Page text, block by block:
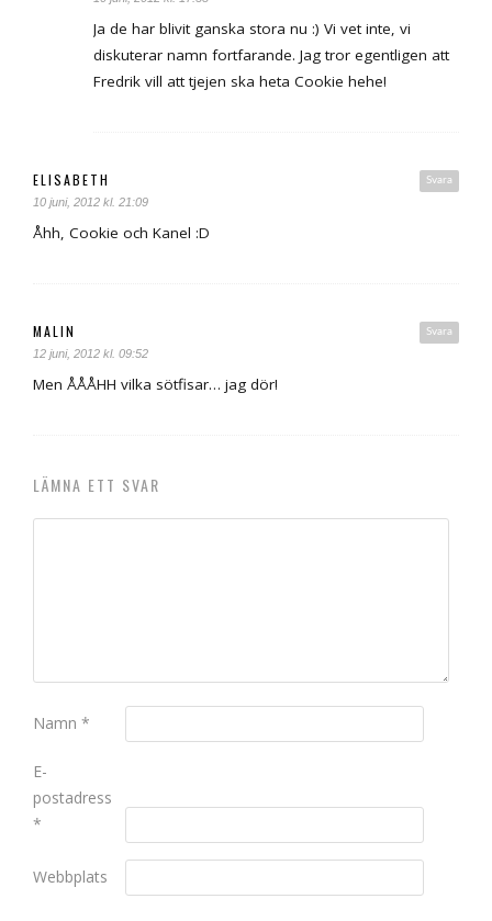
Ja de har blivit ganska stora nu :) Vi vet inte, vi
diskuterar namn fortfarande. Jag tror egentligen att
Fredrik vill att tjejen ska heta Cookie hehe!
Svara
ELISABETH
10 juni, 2012 kl. 21:09
Åhh, Cookie och Kanel :D
Svara
MALIN
12 juni, 2012 kl. 09:52
Men ÅÅÅHH vilka sötfisar… jag dör!
LÄMNA ETT SVAR
Namn *
E-
postadress
*
Webbplats